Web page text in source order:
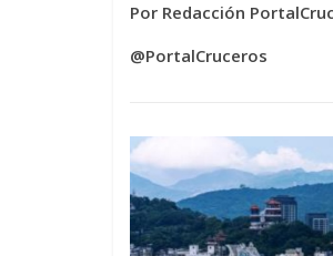
Por Redacción
@PortalCruceros